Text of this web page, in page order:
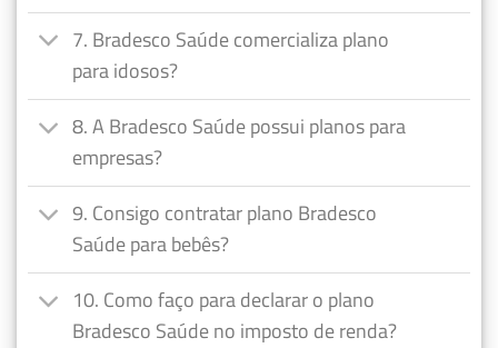
7. Bradesco Saúde comercializa plano
para idosos?
8. A Bradesco Saúde possui planos para
empresas?
9. Consigo contratar plano Bradesco
Saúde para bebês?
10. Como faço para declarar o plano
Bradesco Saúde no imposto de renda?